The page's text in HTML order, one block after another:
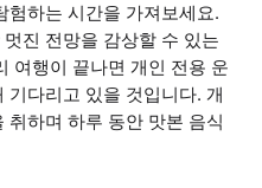
험하는 시간을 가져보세요.
진 전망을 감상할 수 있는
여행이 끝나면 개인 전용 운
기다리고 있을 것입니다. 개
취하며 하루 동안 맛본 음식